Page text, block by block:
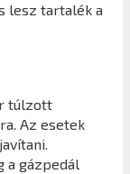
lesz tartalék a
túlzott
Az esetek
a gázpedál